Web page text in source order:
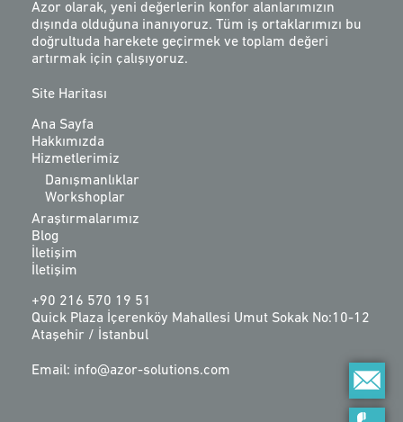
Azor olarak, yeni değerlerin konfor alanlarımızın
dışında olduğuna inanıyoruz. Tüm iş ortaklarımızı bu
doğrultuda harekete geçirmek ve toplam değeri
artırmak için çalışıyoruz.
Site Haritası
Ana Sayfa
Hakkımızda
Hizmetlerimiz
Danışmanlıklar
Workshoplar
Araştırmalarımız
Blog
İletişim
İletişim
+90 216 570 19 51
Quick Plaza İçerenköy Mahallesi Umut Sokak No:10-12
Ataşehir / İstanbul
Email: info@azor-solutions.com